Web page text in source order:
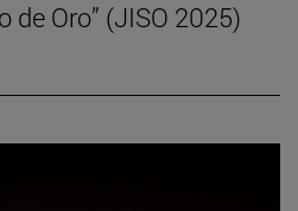
de Oro” (JISO 2025)